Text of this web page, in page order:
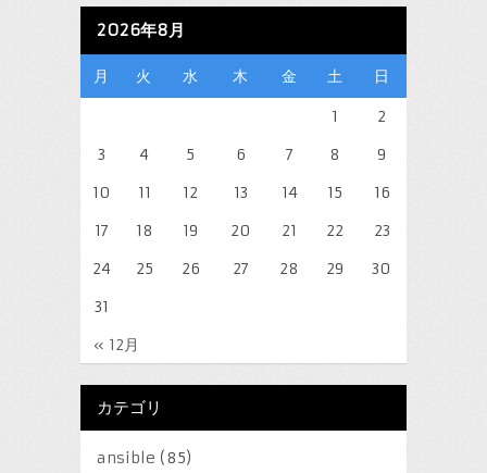
2026年8月
月 火 水 木 金 土 日
« 12月
1
2
3
4 5 6 7 8
9
10
11 12 13 14 15
16
17
18 19 20 21 22
23
24
25 26 27 28 29
30
31
カテゴリ
ansible (85)